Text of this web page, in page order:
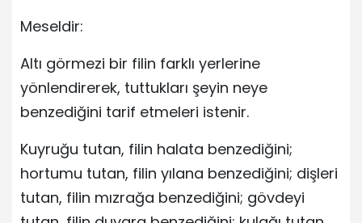
Meseldir:
Altı görmezi bir filin farklı yerlerine
yönlendirerek, tuttukları şeyin neye
benzediğini tarif etmeleri istenir.
Kuyruğu tutan, filin halata benzediğini;
hortumu tutan, filin yılana benzediğini; dişleri
tutan, filin mızrağa benzediğini; gövdeyi